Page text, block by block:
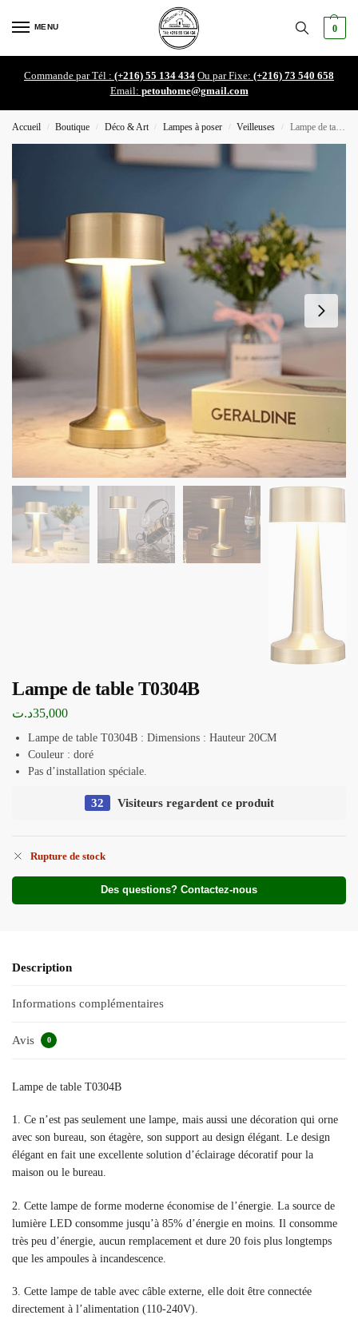
MENU 0
Commande par Tél : (+216) 55 134 434 Ou par Fixe: (+216) 73 540 658
Email: petouhome@gmail.com
Accueil / Boutique / Déco & Art / Lampes à poser / Veilleuses / Lampe de table T0304B
Lampe de table T0304B
35,000د.ت
Lampe de table T0304B : Dimensions : Hauteur 20CM
Couleur : doré
Pas d’installation spéciale.
32 Visiteurs regardent ce produit
Rupture de stock
Des questions? Contactez-nous
Description
Informations complémentaires
Avis 0
Lampe de table T0304B
1. Ce n’est pas seulement une lampe, mais aussi une décoration qui orne
avec son bureau, son étagère, son support au design élégant. Le design
élégant en fait une excellente solution d’éclairage décoratif pour la
maison ou le bureau.
2. Cette lampe de forme moderne économise de l’énergie. La source de
lumière LED consomme jusqu’à 85% d’énergie en moins. Il consomme
très peu d’énergie, aucun remplacement et dure 20 fois plus longtemps
que les ampoules à incandescence.
3. Cette lampe de table avec câble externe, elle doit être connectée
directement à l’alimentation (110-240V).